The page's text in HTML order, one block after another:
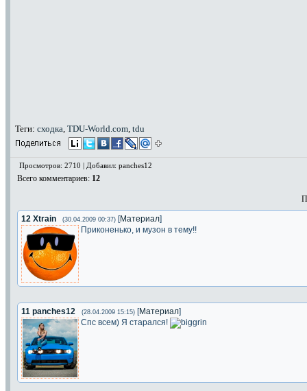
Теги: сходка, TDU-World.com, tdu
Просмотров: 2710 | Добавил: panches12
Всего комментариев: 12
12 Xtrain (30.04.2009 00:37) [Материал]
Приконенько, и музон в тему!!
11 panches12 (28.04.2009 15:15) [Материал]
Спс всем) Я старался!